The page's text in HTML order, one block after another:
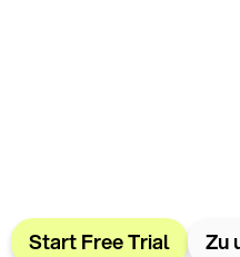
Start Free Trial Zu